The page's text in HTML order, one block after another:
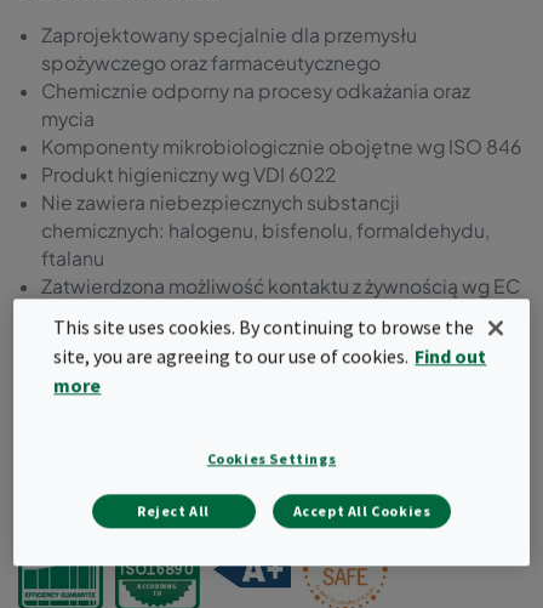
Zaprojektowany specjalnie dla przemysłu
spożywczego oraz farmaceutycznego
Chemicznie odporny na procesy odkażania oraz
mycia
Komponenty mikrobiologicznie obojętne wg ISO 846
Produkt higieniczny wg VDI 6022
Nie zawiera niebezpiecznych substancji
chemicznych: halogenu, bisfenolu, formaldehydu,
ftalanu
Zatwierdzona możliwość kontaktu z żywnością wg EC
Wyprodukowane i zapakowane w kontrolowanym
środowisku
Wszystkie certyfikaty i inne dokumenty dostępne
This site uses cookies. By continuing to browse the
site, you are agreeing to our use of cookies. Find out
more
Cookies Settings
Reject All Accept All Cookies